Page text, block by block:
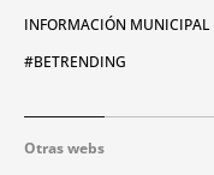
INFORMACIÓN MUNICIPAL
#BETRENDING
Otras webs